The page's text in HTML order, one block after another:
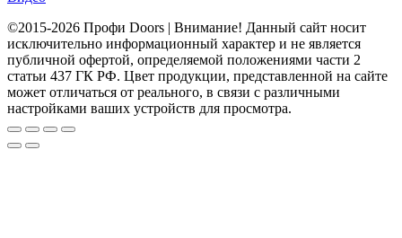
©2015-2026 Профи Doors | Внимание! Данный сайт носит
исключительно информационный характер и не является
публичной офертой, определяемой положениями части 2
статьи 437 ГК РФ. Цвет продукции, представленной на сайте
может отличаться от реального, в связи с различными
настройками ваших устройств для просмотра.